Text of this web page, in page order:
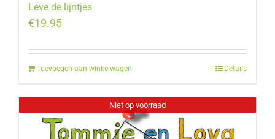
Leve de lijntjes
€19.95
Toevoegen aan winkelwagen Details
Niet op voorraad